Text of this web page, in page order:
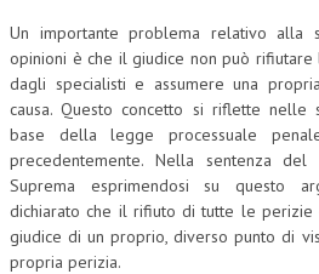
Un importante problema relativo alla
opinioni è che il giudice non può
dagli specialisti e assumere una
causa. Questo concetto si riflette nelle
base della legge processuale
precedentemente. Nella sentenza
Suprema esprimendosi su questo
dichiarato che il rifiuto di tutte le perizie
giudice di un proprio, diverso punto di
propria perizia.